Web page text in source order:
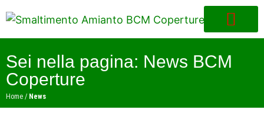
Sei nella pagina: News BCM
Coperture
Home / News